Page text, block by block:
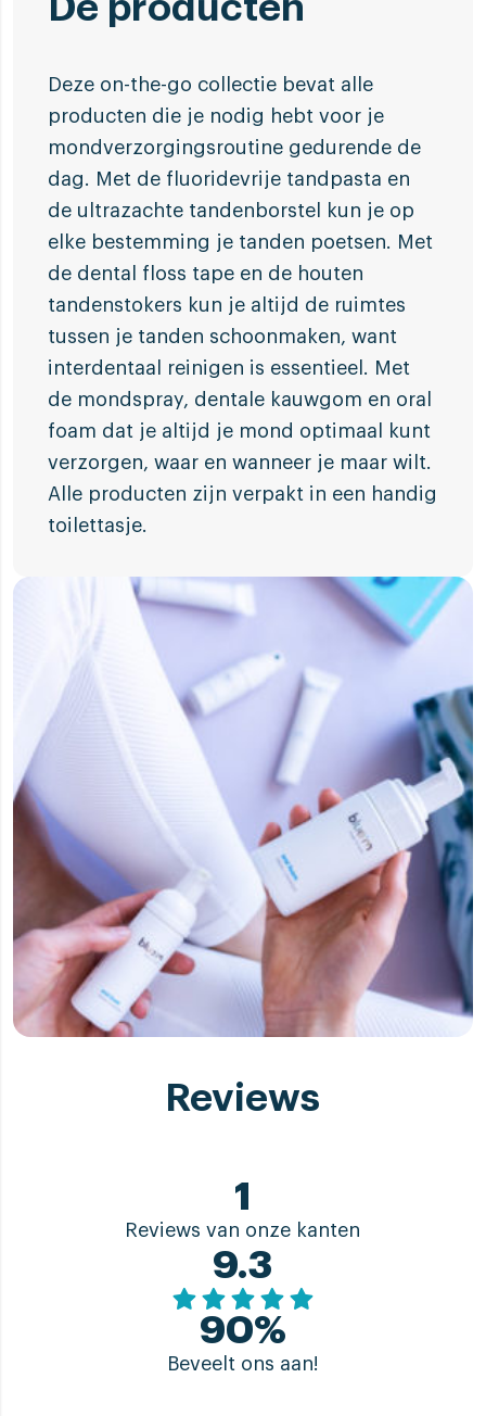
Deze on-the-go collectie bevat alle
producten die je nodig hebt voor je
mondverzorgingsroutine gedurende de
dag. Met de fluoridevrije tandpasta en
de ultrazachte tandenborstel kun je op
elke bestemming je tanden poetsen. Met
de dental floss tape en de houten
tandenstokers kun je altijd de ruimtes
tussen je tanden schoonmaken, want
interdentaal reinigen is essentieel. Met
de mondspray, dentale kauwgom en oral
foam dat je altijd je mond optimaal kunt
verzorgen, waar en wanneer je maar wilt.
Alle producten zijn verpakt in een handig
toilettasje.
Reviews
1
Reviews van onze kanten
9.3
90%
Beveelt ons aan!